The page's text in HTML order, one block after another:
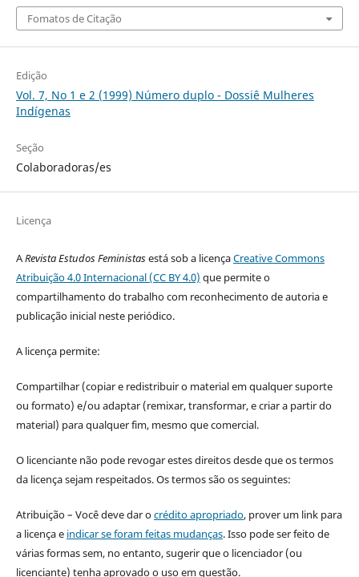
Fomatos de Citação
Edição
Vol. 7, No 1 e 2 (1999) Número duplo - Dossiê Mulheres
Indígenas
Seção
Colaboradoras/es
Licença
ARevista Estudos Feministasestá sob a licençaCreative Commons
Atribuição 4.0 Internacional (CC BY 4.0) que permite o
compartilhamento do trabalho com reconhecimento de autoria e
publicação inicial neste periódico.
A licença permite:
Compartilhar (copiar e redistribuir o material em qualquer suporte
ou formato) e/ou adaptar (remixar, transformar, e criar a partir do
material) para qualquer fim, mesmo que comercial.
O licenciante não pode revogar estes direitos desde que os termos
da licença sejam respeitados. Os termos são os seguintes:
Atribuição – Você deve dar ocrédito apropriado, prover um link para
a licença e indicar se foram feitas mudanças. Isso pode ser feito de
várias formas sem, no entanto, sugerir que o licenciador (ou
licenciante) tenha aprovado o uso em questão.